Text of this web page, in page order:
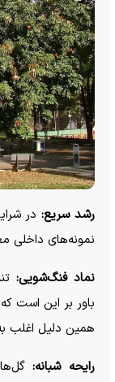
رشد سریع:
نمونه‌های داخلی معمولاً
نماد فنگ‌شویی:
باور بر این است
همین دلیل اغلب
رایحه شبانه:گل‌ها